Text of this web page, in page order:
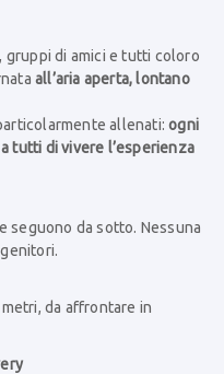
, gruppi di amici e tutti coloro
all’aria aperta, lontano
allenati:ogni
tutti di vivere l’esperienza
seguono da sotto. Nessuna
da affrontare in